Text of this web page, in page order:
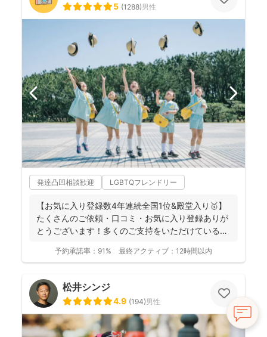
5 (1288)男性
発達凸凹相談歓迎 LGBTQフレンドリー
【お気に入り登録数4年連続全国1位&殿堂入り🥇】
たくさんのご依頼・口コミ・お気に入り登録ありが
とうございます！多くのご支持をいただけているこ
予約承諾率： 91% 最終アクティブ： 12時間以内
松井シンジ
4.9 (194)男性